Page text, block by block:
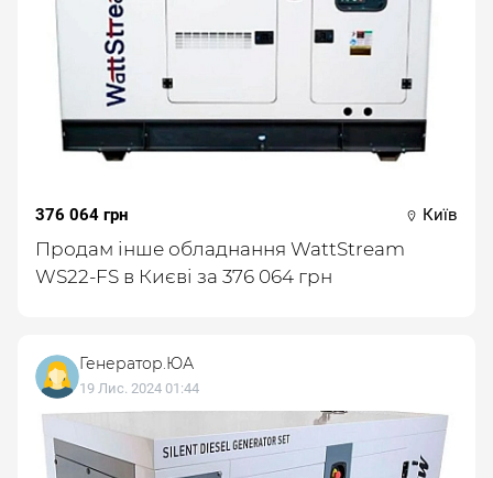
376 064 грн Київ
Продам інше обладнання WattStream
WS22-FS в Києві за 376 064 грн
Генератор.ЮА
19 Лис. 2024 01:44